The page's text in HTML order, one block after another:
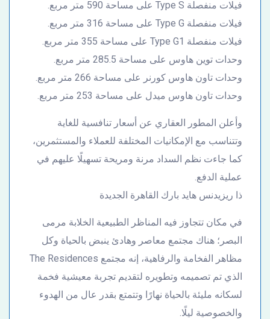
فيلات منفصلة Type S على مساحة 590 متر مربع.
فيلات منفصلة Type G على مساحة 316 متر مربع.
فيلات منفصلة Type G1 على مساحة 355 متر مربع.
وحدات توين هاوس على مساحة 285.5 متر مربع.
وحدات تاون هاوس كورنر على مساحة 266 متر مربع.
وحدات تاون هاوس ميدل على مساحة 253 متر مربع.
وأعلن المطور العقاري عن أسعار تنافسية للغاية
وتتناسب مع الإمكانيات المختلفة للعملاء والمستثمرين،
كما جاءت نظم السداد مرنة ومريحة تسهيلًا عليهم في
عملية الدفع.
ذا ريزيدنس هايد بارك القاهرة الجديدة
في مكان تتجاوز فيه المناظر الطبيعية الخلابة مرمى
البصر؛ هناك مجتمع معاصر وهادئ ينبض بالحياة وكل
مظاهر الفخامة والرفاهية، إنه مجتمع The Residences
الذي تم تصميمه وتطويره لتقديم تجربة معيشية فخمة
لسكانه مليئة بالحياة نهارًا وتتمتع بقدر عال من الهدوء
والخصوصية ليلًا.